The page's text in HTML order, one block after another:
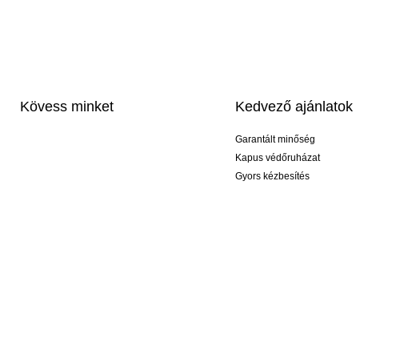
Kövess minket Kedvező ajánlatok
Garantált minőség
Kapus védőruházat
Gyors kézbesítés